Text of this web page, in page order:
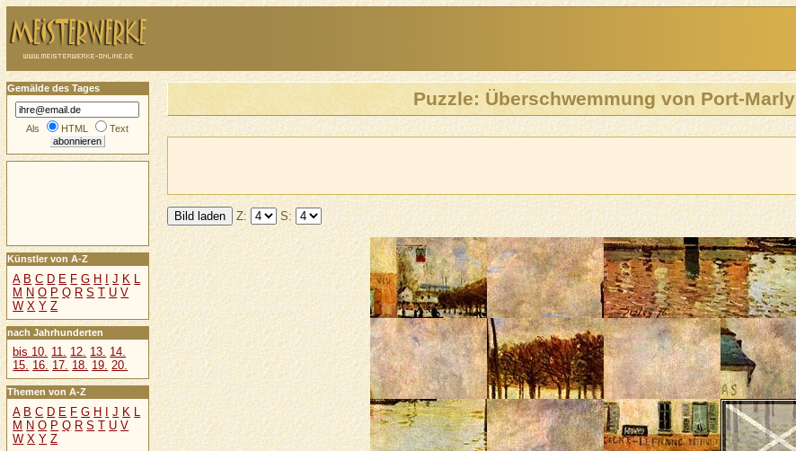
Puzzle: Überschwemmung von Port-Marly
Z: S:
Gemälde des Tages
Als HTML Text
Künstler von A-Z
A B C D E F G H J K L
M N O P Q R S T U V
W X Y Z
nach Jahrhunderten
bis 10. 11. 12. 13. 14.
15. 16. 17. 18. 19. 20.
Themen von A-Z
A B C D E F G H I J K L
M N O P Q R S T U V
W X Y Z